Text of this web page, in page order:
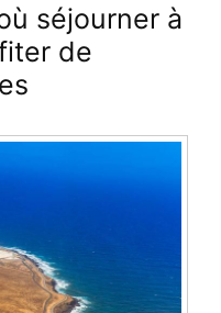
séjourner à
de